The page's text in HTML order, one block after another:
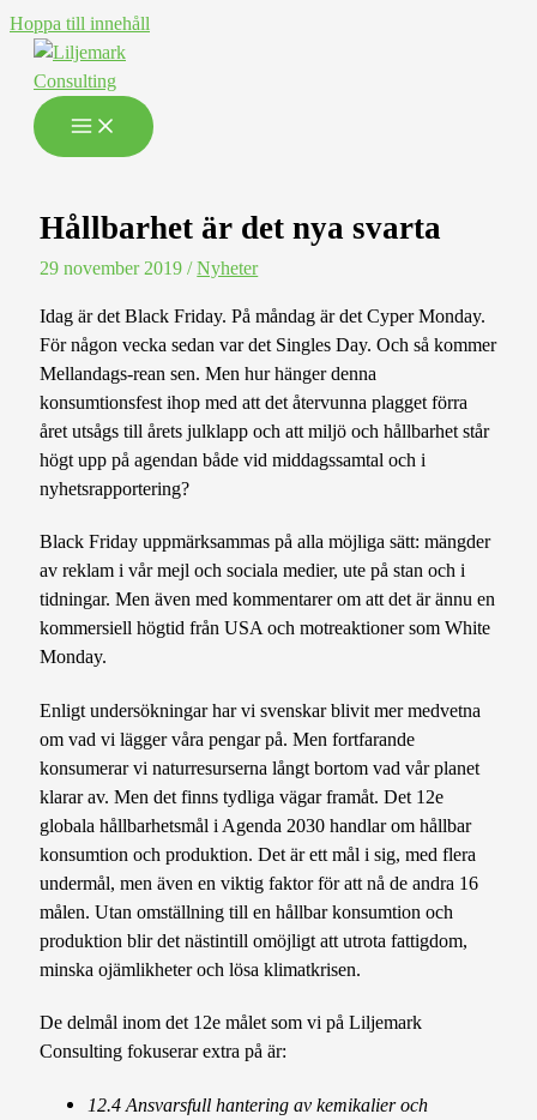
Hoppa till innehåll
Hållbarhet är det nya svarta
29 november 2019/Nyheter
Idag är det Black Friday. På måndag är det Cyper Monday.
För någon vecka sedan var det Singles Day. Och så kommer
Mellandags-rean sen. Men hur hänger denna
konsumtionsfest ihop med att det återvunna plagget förra
året utsågs till årets julklapp och att miljö och hållbarhet står
högt upp på agendan både vid middagssamtal och i
nyhetsrapportering?
Black Friday uppmärksammas på alla möjliga sätt: mängder
av reklam i vår mejl och sociala medier, ute på stan och i
tidningar. Men även med kommentarer om att det är ännu en
kommersiell högtid från USA och motreaktioner som White
Monday.
Enligt undersökningar har vi svenskar blivit mer medvetna
om vad vi lägger våra pengar på. Men fortfarande
konsumerar vi naturresurserna långt bortom vad vår planet
klarar av. Men det finns tydliga vägar framåt. Det 12e
globala hållbarhetsmål i Agenda 2030 handlar om hållbar
konsumtion och produktion. Det är ett mål i sig, med flera
undermål, men även en viktig faktor för att nå de andra 16
målen. Utan omställning till en hållbar konsumtion och
produktion blir det nästintill omöjligt att utrota fattigdom,
minska ojämlikheter och lösa klimatkrisen.
De delmål inom det 12e målet som vi på Liljemark
Consulting fokuserar extra på är:
12.4 Ansvarsfull hantering av kemikalier och